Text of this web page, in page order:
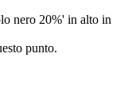
nero 20%' in alto in
punto.